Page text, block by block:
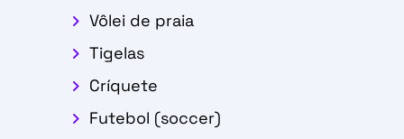
Vôlei de praia
Tigelas
Críquete
Futebol (soccer)